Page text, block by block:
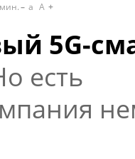
мин. a A
5G-
есть